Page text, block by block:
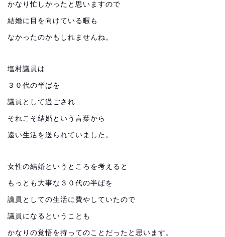
かなり忙しかったと思いますので
結婚に目を向けている暇も
なかったのかもしれませんね。
塩村議員は
３０代の半ばを
議員として過ごされ
それこそ結婚という言葉から
遠い生活を送られていました。
女性の結婚というところを考えると
もっとも大事な３０代の半ばを
議員としての生活に費やしていたので
議員になるということも
かなりの覚悟を持ってのことだったと思います。